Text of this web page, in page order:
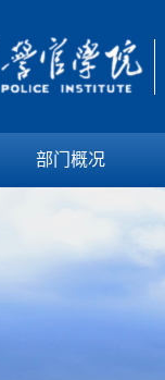
部门概况